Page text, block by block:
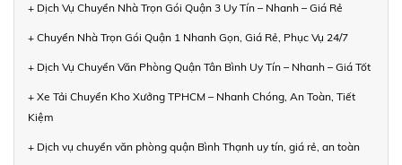
+ Dịch Vụ Chuyển Nhà Trọn Gói Quận 3 Uy Tín – Nhanh – Giá Rẻ
+ Chuyển Nhà Trọn Gói Quận 1 Nhanh Gọn, Giá Rẻ, Phục Vụ 24/7
+ Dịch Vụ Chuyển Văn Phòng Quận Tân Bình Uy Tín – Nhanh – Giá Tốt
+ Xe Tải Chuyển Kho Xưởng TPHCM – Nhanh Chóng, An Toàn, Tiết
Kiệm
+ Dịch vụ chuyển văn phòng quận Bình Thạnh uy tín, giá rẻ, an toàn